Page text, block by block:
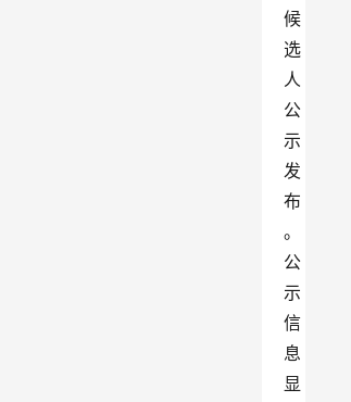
候
选
人
公
示
发
布
。
公
示
信
息
显